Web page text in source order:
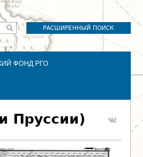
РАСШИРЕННЫЙ ПОИСК
ФОНД РГО
Пруссии)